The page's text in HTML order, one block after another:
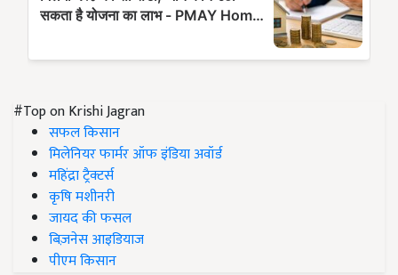
#Top on Krishi Jagran
सफल किसान
मिलेनियर फार्मर ऑफ इंडिया अवॉर्ड
महिंद्रा ट्रैक्टर्स
कृषि मशीनरी
जायद की फसल
बिज़नेस आइडियाज
पीएम किसान